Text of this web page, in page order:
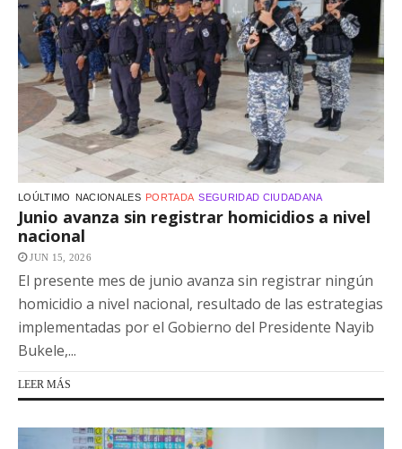
LOÚLTIMO NACIONALES PORTADA SEGURIDAD CIUDADANA
Junio avanza sin registrar homicidios a nivel
nacional
JUN 15, 2026
El presente mes de junio avanza sin registrar ningún
homicidio a nivel nacional, resultado de las estrategias
implementadas por el Gobierno del Presidente Nayib
Bukele,...
LEER MÁS